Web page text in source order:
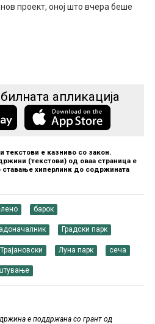
проект, оној што вчера беше
апликација
текстови е казниво со закон.
(текстови) од оваа страница е
хиперлинк до содржината
барок
Градски парк
Луна парк сеча
е поддржана со грант од